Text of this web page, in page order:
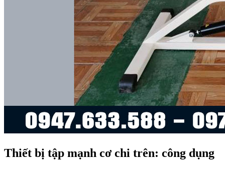
Thiết bị tập mạnh cơ chi trên: công dụng